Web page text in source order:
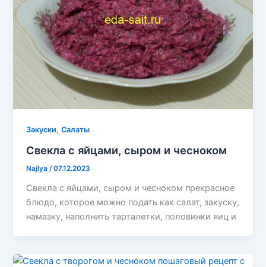
Закуски,Салаты
Свекла с яйцами, сыром и чесноком
Najlya /07.12.2023
Свекла с яйцами, сыром и чесноком прекрасное
блюдо, которое можно подать как салат, закуску,
намазку, наполнить тарталетки, половинки яиц и